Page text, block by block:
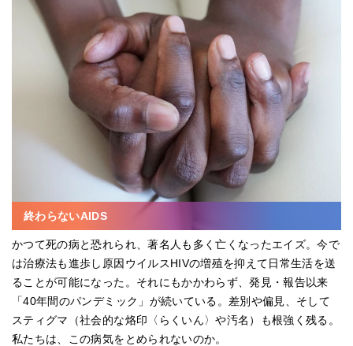
終わらないAIDS
かつて死の病と恐れられ、著名人も多く亡くなったエイズ。今で
は治療法も進歩し原因ウイルスHIVの増殖を抑えて日常生活を送
ることが可能になった。それにもかかわらず、発見・報告以来
「40年間のパンデミック」が続いている。差別や偏見、そして
スティグマ（社会的な烙印〈らくいん〉や汚名）も根強く残る。
私たちは、この病気をとめられないのか。